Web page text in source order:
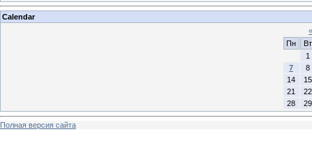
Calendar
«
Пн
Вт
1
7
8
14
15
21
22
28
29
Полная версия сайта